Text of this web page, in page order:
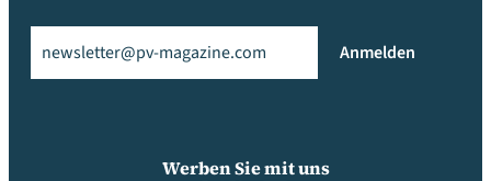
Anmelden
Werben Sie mit uns